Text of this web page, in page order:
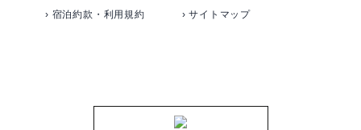
› 宿泊約款・利用規約
› サイトマップ